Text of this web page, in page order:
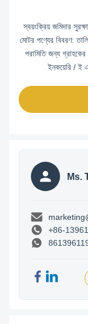
স্বয়ংক্রিয় জমিদার
মোটর পণ্যের বিবরণ:
পরামিতি জন্য
ইনকয়েরি / ই
Ms.
+86-